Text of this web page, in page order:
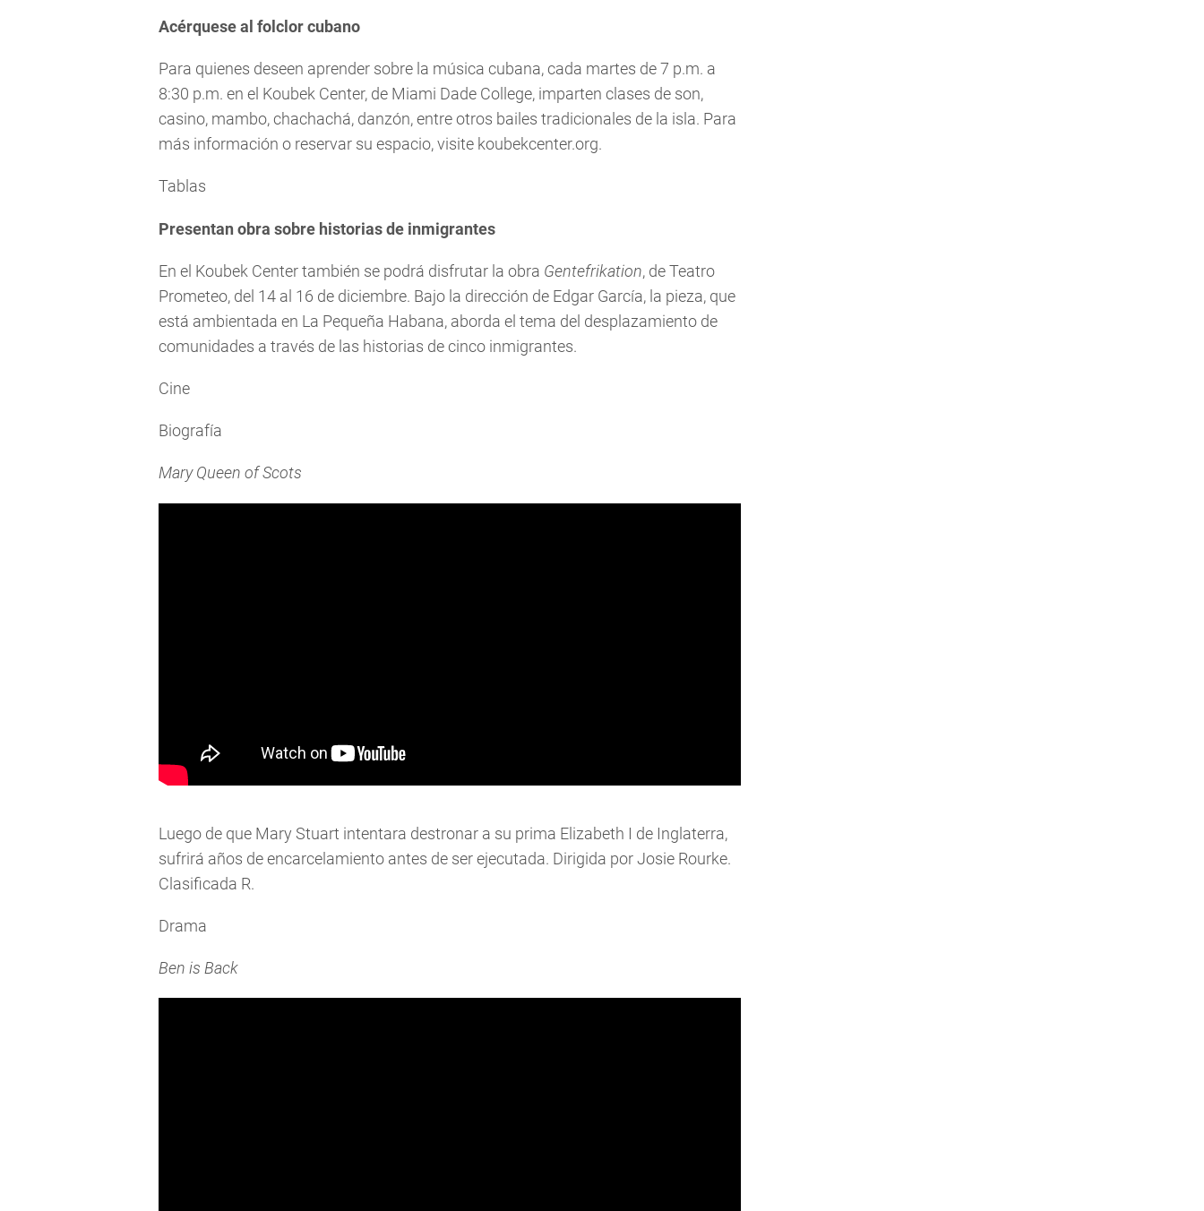
Acérquese al folclor cubano
Para quienes deseen aprender sobre la música cubana, cada martes de 7 p.m. a
8:30 p.m. en el Koubek Center, de Miami Dade College, imparten clases de son,
casino, mambo, chachachá, danzón, entre otros bailes tradicionales de la isla. Para
más información o reservar su espacio, visite koubekcenter.org.
Tablas
Presentan obra sobre historias de inmigrantes
En el Koubek Center también se podrá disfrutar la obra Gentefrikation, de Teatro
Prometeo, del 14 al 16 de diciembre. Bajo la dirección de Edgar García, la pieza, que
está ambientada en La Pequeña Habana, aborda el tema del desplazamiento de
comunidades a través de las historias de cinco inmigrantes.
Cine
Biografía
Mary Queen of Scots
Luego de que Mary Stuart intentara destronar a su prima Elizabeth I de Inglaterra,
sufrirá años de encarcelamiento antes de ser ejecutada. Dirigida por Josie Rourke.
Clasificada R.
Drama
Ben is Back